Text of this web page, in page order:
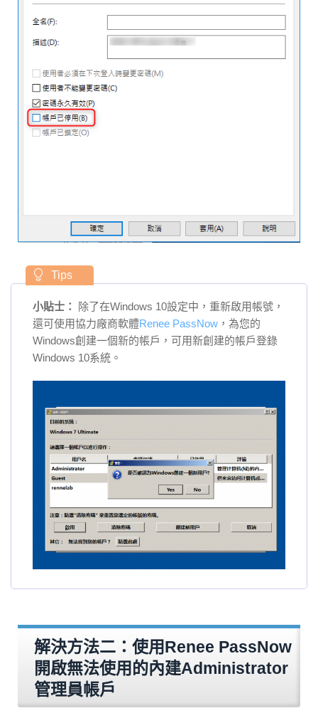
小貼士：
除了在Windows 10設定中，重新啟用帳號，
還可使用協力廠商軟體Renee PassNow ，為您的
Windows創建一個新的帳戶，可用新創建的帳戶登錄
Windows 10系統。
解決方法二：使用Renee PassNow
開啟無法使用的內建Administrator
管理員帳戶